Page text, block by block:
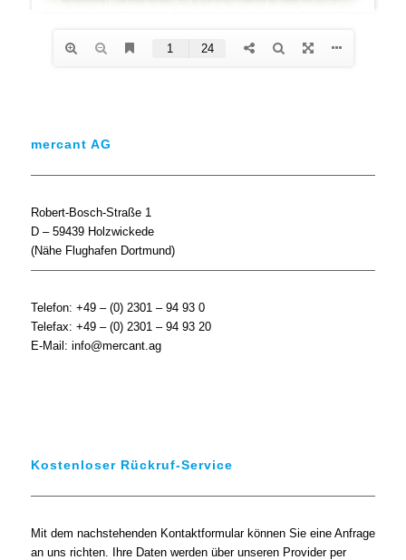
mercant AG
Robert-Bosch-Straße 1
D – 59439 Holzwickede
(Nähe Flughafen Dortmund)
Telefon: +49 – (0) 2301 – 94 93 0
Telefax: +49 – (0) 2301 – 94 93 20
E-Mail: info@mercant.ag
Kostenloser Rückruf-Service
Mit dem nachstehenden Kontaktformular können Sie eine Anfrage
an uns richten. Ihre Daten werden über unseren Provider per